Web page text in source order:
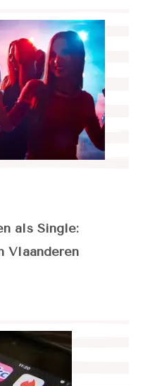
als Single:
Vlaanderen